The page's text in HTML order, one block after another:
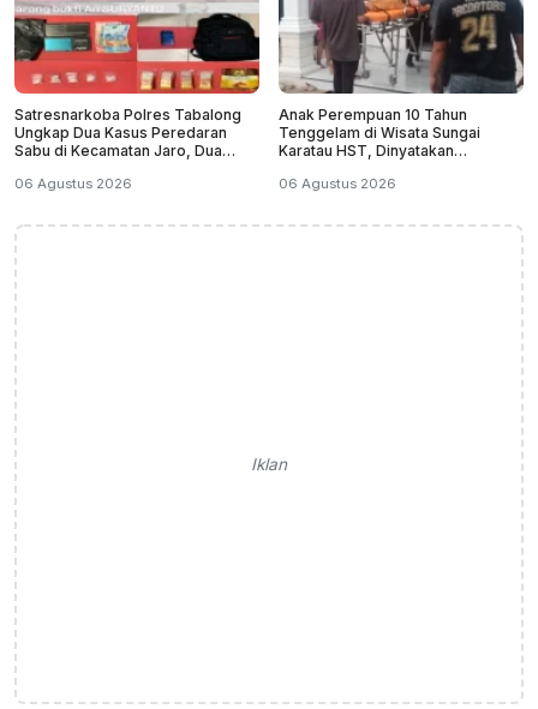
Satresnarkoba Polres Tabalong
Ungkap Dua Kasus Peredaran
Sabu di Kecamatan Jaro, Dua
06 Agustus 2026
Anak Perempuan 10 Tahun
Tenggelam di Wisata Sungai
Karatau HST, Dinyatakan
06 Agustus 2026
Iklan